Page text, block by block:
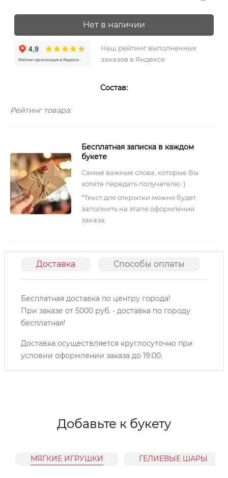
Нет в наличии
Наш рейтинг выполненных
заказов в Яндексе
Состав:
Рейтинг товара:
Бесплатная записка в каждом
букете
Самые важные слова, которые Вы
хотите передать получателю :)
*Текст для открытки можно будет
заполнить на этапе оформления
заказа
Доставка Способы оплаты
Бесплатная доставка по центру города!
При заказе от 5000 руб. - доставка по городу
бесплатная!
Доставка осуществляется круглосуточно при
условии оформлении заказа до 19:00.
Добавьте к букету
МЯГКИЕ ИГРУШКИ ГЕЛИЕВЫЕ ШАРЫ